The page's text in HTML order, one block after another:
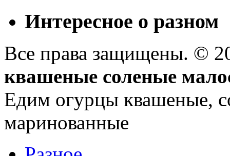
Интересное о разном
Все права защищены. ©
квашеные соленые
Едим огурцы квашеные,
маринованные